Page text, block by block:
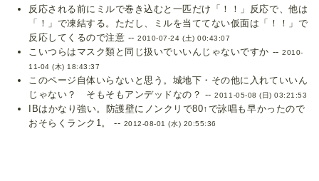
反応される前にミルで巻き込むと一匹だけ「！！」反応で、他は
「！」で凍結する。ただし、ミルを当ててない仮面は「！！」で
反応してくるので注意 --2010-07-24 (土) 00:43:07
こいつらはマスク類と同じ扱いでいいんじゃないですか --2010-
11-04 (木) 18:43:37
このページ自体いらないと思う。城地下・その他に入れていいん
じゃない？ そもそもアンデッドなの？ --2011-05-08 (日) 03:21:53
IBはかなり強い。防護壁にノンクリで80↑で詠唱も早かったので
おそらくランク1。 -- 2012-08-01 (水) 20:55:36